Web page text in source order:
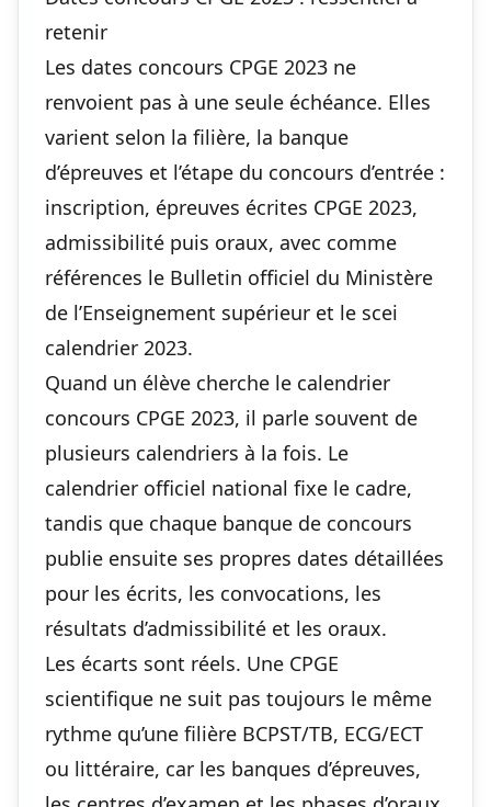
retenir
Les dates concours CPGE 2023 ne
renvoient pas à une seule échéance. Elles
varient selon la filière, la banque
d’épreuves et l’étape du concours d’entrée :
inscription, épreuves écrites CPGE 2023,
admissibilité puis oraux, avec comme
références le Bulletin officiel du Ministère
de l’Enseignement supérieur et le scei
calendrier 2023.
Quand un élève cherche le calendrier
concours CPGE 2023, il parle souvent de
plusieurs calendriers à la fois. Le
calendrier officiel national fixe le cadre,
tandis que chaque banque de concours
publie ensuite ses propres dates détaillées
pour les écrits, les convocations, les
résultats d’admissibilité et les oraux.
Les écarts sont réels. Une CPGE
scientifique ne suit pas toujours le même
rythme qu’une filière BCPST/TB, ECG/ECT
ou littéraire, car les banques d’épreuves,